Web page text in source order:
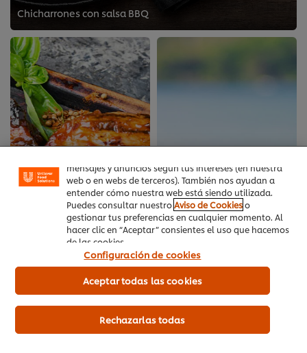
Chicharrones con salsa BBQ
chuletas de cerdo con
manzana
Coctel de atún fresco
Utilizamos cookies propias y de terceros (y tecnologías
similares) para mejorar tu experiencia en nuestra web.
Las cookies te permiten disfrutar de ciertas
funcionalidades (como guardar tu carrito de la
compra online), compartir contenidos en redes
mensajes y anuncios según tus intereses (en nuestra
web o en webs de terceros). También nos ayudan a
entender cómo nuestra web está siendo utilizada.
Puedes consultar nuestroAviso de Cookieso
gestionar tus preferencias en cualquier momento. Al
hacer clic en “Aceptar” consientes el uso que hacemos
de las cookies.
Configuración de cookies
Rechazarlas todas
Aceptar todas las cookies